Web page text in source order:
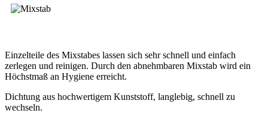
Einzelteile des Mixstabes lassen sich sehr schnell und einfach
zerlegen und reinigen. Durch den abnehmbaren Mixstab wird ein
Höchstmaß an Hygiene erreicht.
Dichtung aus hochwertigem Kunststoff, langlebig, schnell zu
wechseln.